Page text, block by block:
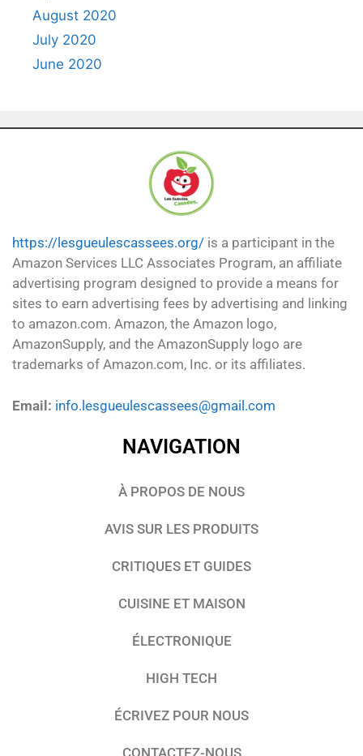
August 2020
July 2020
June 2020
https://lesgueulescassees.org/ is a participant in the
Amazon Services LLC Associates Program, an affiliate
advertising program designed to provide a means for
sites to earn advertising fees by advertising and linking
to amazon.com. Amazon, the Amazon logo,
AmazonSupply, and the AmazonSupply logo are
trademarks of Amazon.com, Inc. or its affiliates.
Email: info.lesgueulescassees@gmail.com
NAVIGATION
À PROPOS DE NOUS
AVIS SUR LES PRODUITS
CRITIQUES ET GUIDES
CUISINE ET MAISON
ÉLECTRONIQUE
HIGH TECH
ÉCRIVEZ POUR NOUS